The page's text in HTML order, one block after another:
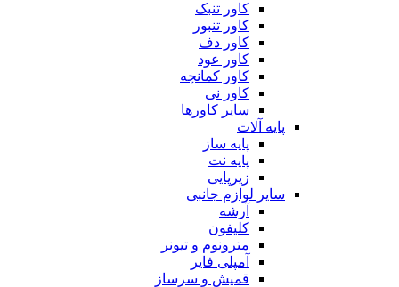
کاور تنبک
کاور تنبور
کاور دف
کاور عود
کاور کمانچه
کاور نی
سایر کاورها
پایه آلات
پایه ساز
پایه نت
زیرپایی
سایر لوازم جانبی
آرشه
کلیفون
مترونوم و تیونر
آمپلی فایر
قمیش و سرساز